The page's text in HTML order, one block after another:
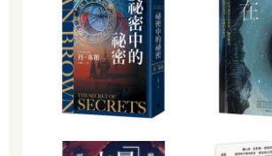
數學模型以簡馭繁
一切的核心都來自於數學模型的概念。某種
都存在事物運作的原理模型。例如，我們都
地心引力而落到地上。但如果不是牛頓一步
轉化為數學公式，我們並無法真正「理解」
模型應當要有兩種功能：首先要能解釋我們